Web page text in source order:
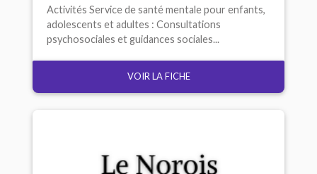
Activités Service de santé mentale pour enfants,
adolescents et adultes : Consultations
psychosociales et guidances sociales...
VOIR LA FICHE